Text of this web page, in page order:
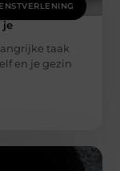
je
taak
en je gezin